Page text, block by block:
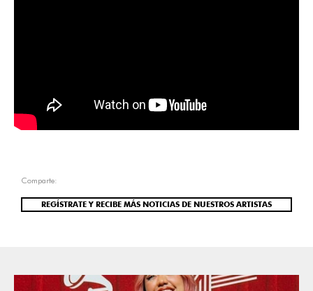
Comparte:
REGÍSTRATE Y RECIBE MÁS NOTICIAS DE NUESTROS ARTISTAS